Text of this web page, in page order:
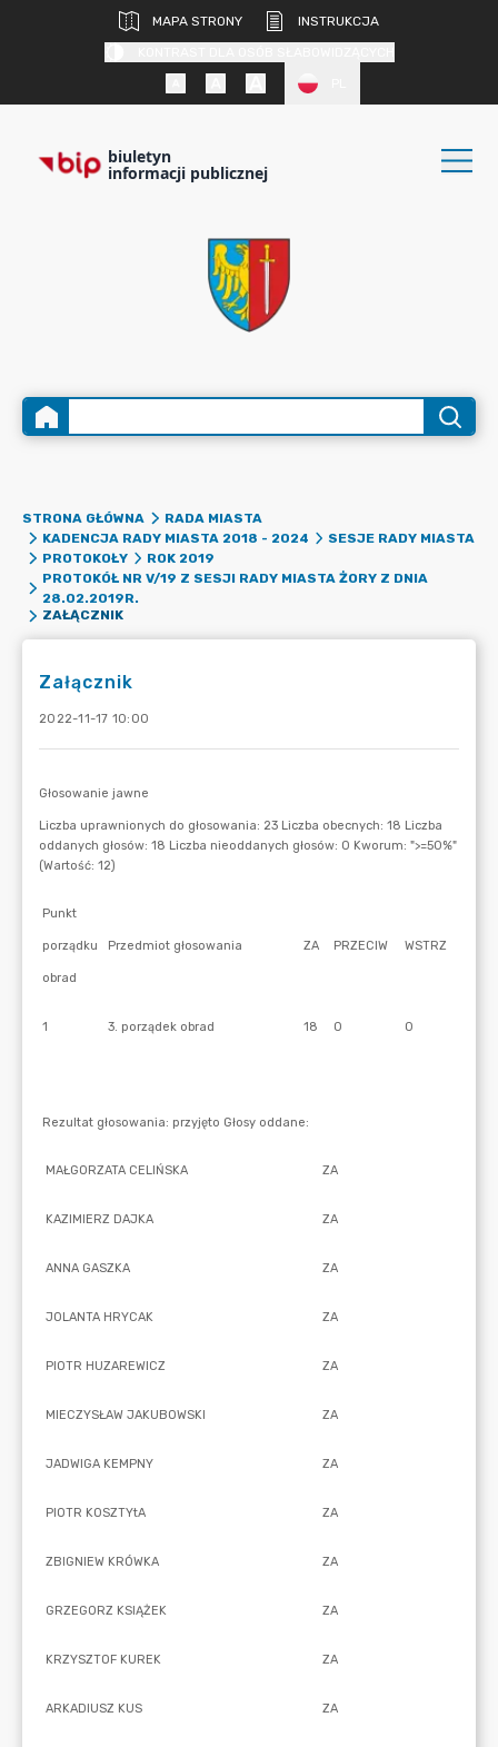
MAPA STRONY
INSTRUKCJA
biuletyn
informacji publicznej
STRONA GŁÓWNA
RADA MIASTA
KADENCJA RADY MIASTA 2018 - 2024
SESJE RADY MIASTA
PROTOKOŁY
ROK 2019
PROTOKÓŁ NR V/19 Z SESJI RADY MIASTA ŻORY Z DNIA
28.02.2019R.
ZAŁĄCZNIK
Załącznik
2022-11-17 10:00